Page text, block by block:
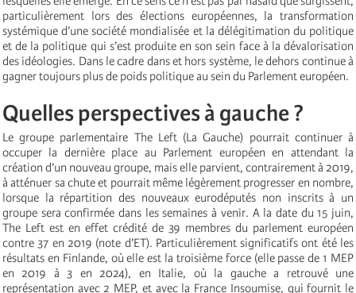
particulièrement lors des élections européennes, la transformation
systémique d’une société mondialisée et la délégitimation du politique
et de la politique qui s’est produite en son sein face à la dévalorisation
des idéologies. Dans le cadre dans et hors système, le dehors continue à
gagner toujours plus de poids politique au sein du Parlement européen.
Quelles perspectives à gauche ?
Le groupe parlementaire The Left (La Gauche) pourrait continuer à
occuper la dernière place au Parlement européen en attendant la
création d’un nouveau groupe, mais elle parvient, contrairement à 2019,
à atténuer sa chute et pourrait même légèrement progresser en nombre,
lorsque la répartition des nouveaux eurodéputés non inscrits à un
groupe sera confirmée dans les semaines à venir. A la date du 15 juin,
The Left est en effet crédité de 39 membres du parlement européen
contre 37 en 2019 (note d’ET). Particulièrement significatifs ont été les
résultats en Finlande, où elle est la troisième force (elle passe de 1 MEP
en 2019 à 3 en 2024), en Italie, où la gauche a retrouvé une
représentation avec 2 MEP, et avec la France Insoumise, qui fournit le